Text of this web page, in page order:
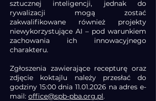
sztucznej inteligencji, jednak do
rywalizacji mogą zostać
zakwalifikowane również projekty
niewykorzystujące AI – pod warunkiem
zachowania ich innowacyjnego
charakteru.
Zgłoszenia zawierające recepturę oraz
zdjęcie koktajlu należy przesłać do
godziny 15:00 dnia 11.01.2026 na adres e-
mail: office@spb-pba.org.pl.